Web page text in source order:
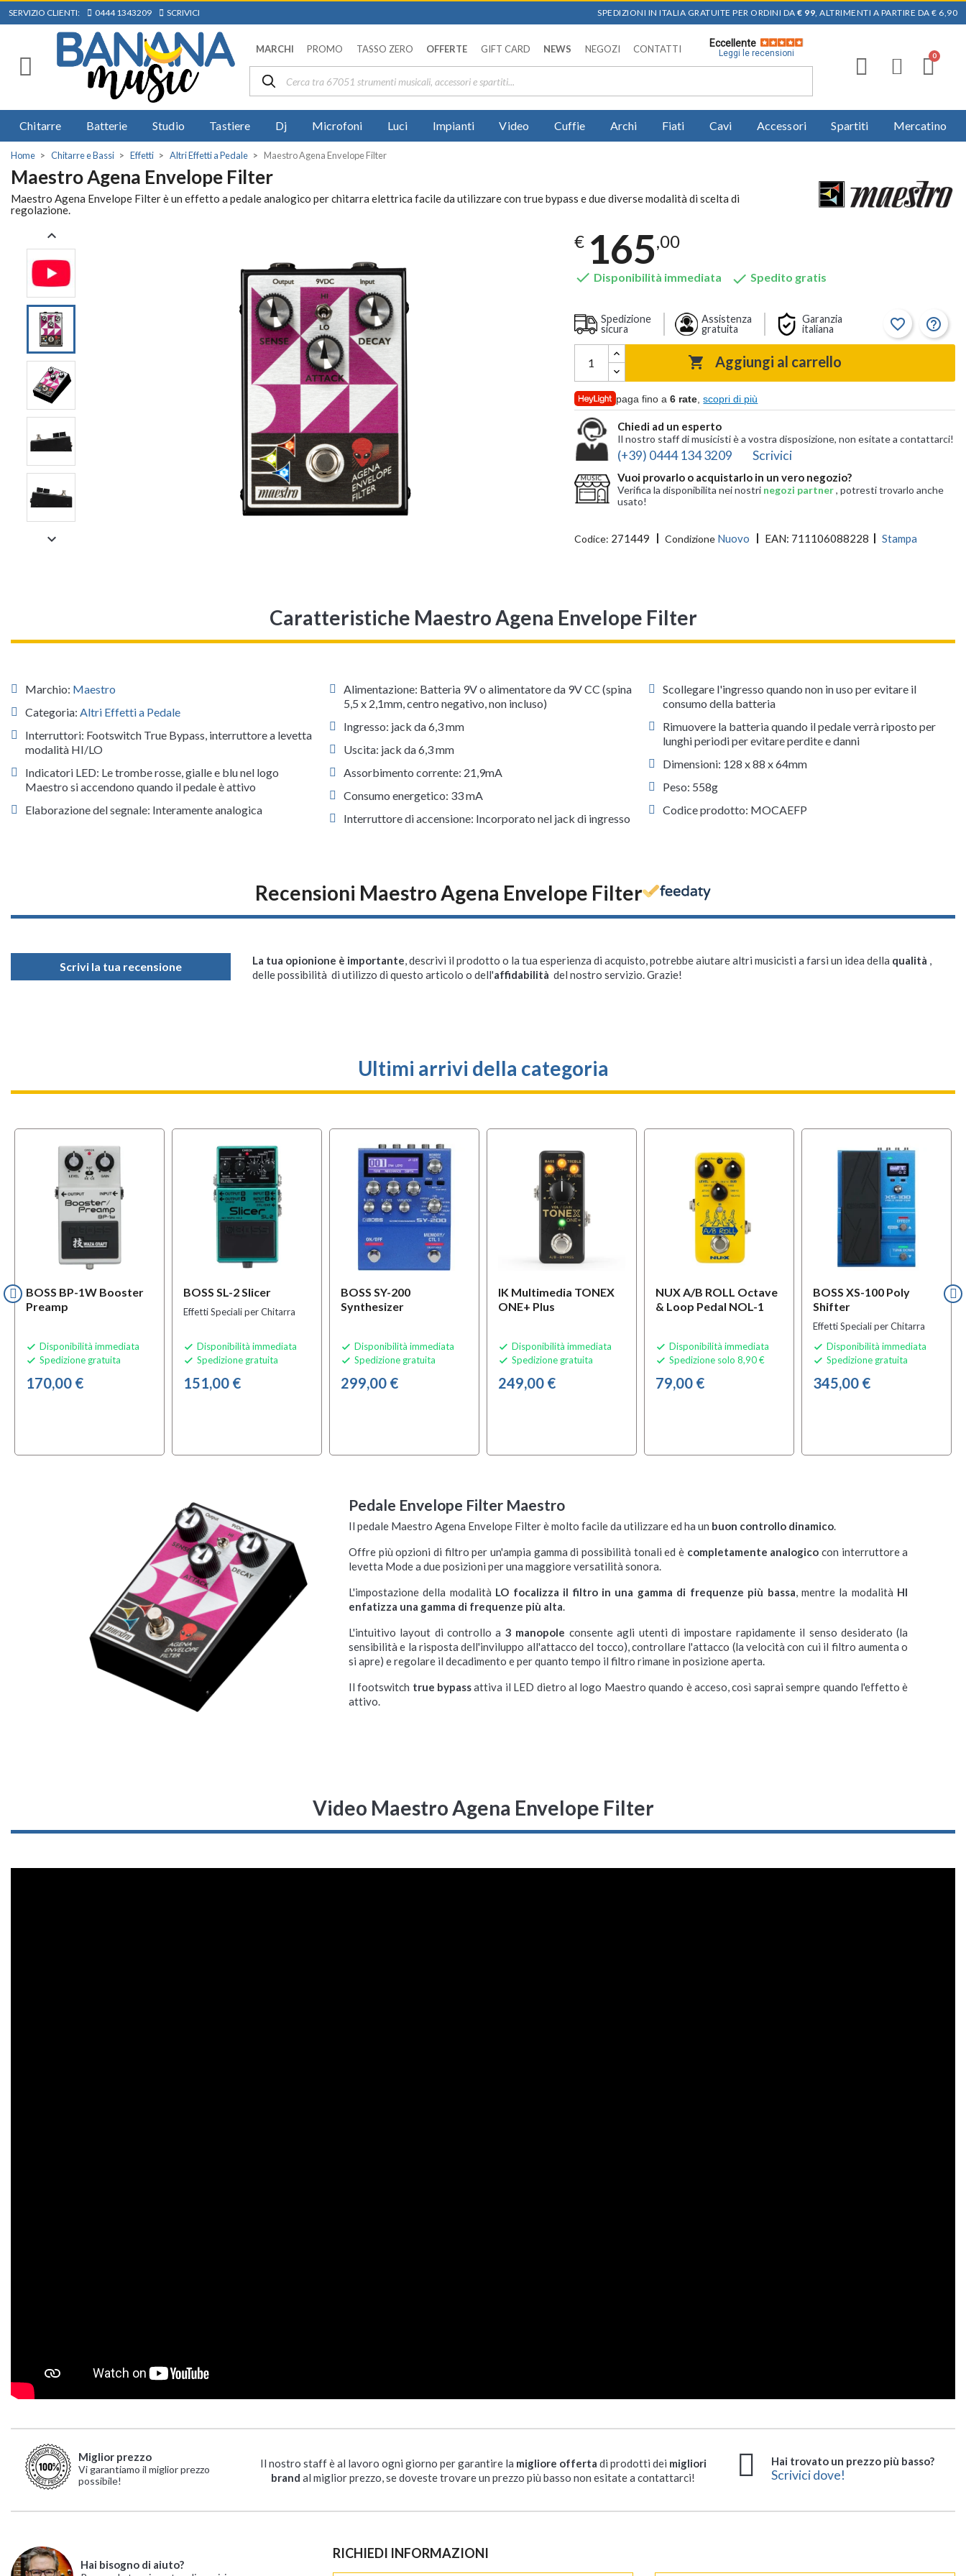
SERVIZIO CLIENTI: 0444 1343209 SCRIVICI SPEDIZIONI IN ITALIA GRATUITE PER ORDINI DA € 99, ALTRIMENTI A PARTIRE DA € 6,90
MARCHI PROMO TASSO ZERO OFFERTE GIFT CARD NEWS NEGOZI CONTATTI
Eccellente
Leggi le recensioni
Chitarre Batterie Studio Tastiere Dj Microfoni Luci Impianti Video Cuffie Archi Fiati Cavi Accessori Spartiti Mercatino
Home Chitarre e Bassi Effetti Altri Effetti a Pedale Maestro Agena Envelope Filter
Maestro Agena Envelope Filter
Maestro Agena Envelope Filter è un effetto a pedale analogico per chitarra elettrica facile da utilizzare con true bypass e due diverse modalità di scelta di
regolazione.


€ 165,00
 Disponibilità immediata  Spedito gratis
Spedizione
sicura
Assistenza
gratuita
Garanzia
italiana
favorite_border help_outline
 Aggiungi al carrello
paga fino a6 rate ,scopri di più
Chiedi ad un esperto
Il nostro staff di musicisti è a vostra disposizione, non esitate a contattarci!
(+39) 0444 134 3209 Scrivici
Vuoi provarlo o acquistarlo in un vero negozio?
Verifica la disponibilita nei nostri negozi partner, potresti trovarlo anche
usato!
Codice: 271449 Condizione Nuovo EAN: 711106088228 Stampa
Caratteristiche Maestro Agena Envelope Filter
Marchio: Maestro
Categoria: Altri Effetti a Pedale
Interruttori: Footswitch True Bypass, interruttore a levetta
modalità HI/LO
Indicatori LED: Le trombe rosse, gialle e blu nel logo
Maestro si accendono quando il pedale è attivo
Elaborazione del segnale: Interamente analogica
Alimentazione: Batteria 9V o alimentatore da 9V CC (spina
5,5 x 2,1mm, centro negativo, non incluso)
Ingresso: jack da 6,3 mm
Uscita: jack da 6,3 mm
Assorbimento corrente: 21,9mA
Consumo energetico: 33 mA
Interruttore di accensione: Incorporato nel jack di ingresso
Scollegare l'ingresso quando non in uso per evitare il
consumo della batteria
Rimuovere la batteria quando il pedale verrà riposto per
lunghi periodi per evitare perdite e danni
Dimensioni: 128 x 88 x 64mm
Peso: 558g
Codice prodotto: MOCAEFP
Recensioni Maestro Agena Envelope Filter
Scrivi la tua recensione La tua opionione è importante, descrivi il prodotto o la tua esperienza di acquisto, potrebbe aiutare altri musicisti a farsi un idea della qualità ,
delle possibilità di utilizzo di questo articolo o dell'affidabilità del nostro servizio. Grazie!
Ultimi arrivi della categoria
BOSS BP-1W Booster
Preamp
 Disponibilità immediata
 Spedizione gratuita
170,00 €
BOSS SL-2 Slicer
Effetti Speciali per Chitarra
 Disponibilità immediata
 Spedizione gratuita
151,00 €
BOSS SY-200
Synthesizer
 Disponibilità immediata
 Spedizione gratuita
299,00 €
IK Multimedia TONEX
ONE+ Plus
 Disponibilità immediata
 Spedizione gratuita
249,00 €
NUX A/B ROLL Octave
& Loop Pedal NOL-1
 Disponibilità immediata
 Spedizione solo 8,90 €
79,00 €
BOSS XS-100 Poly
Shifter
Effetti Speciali per Chitarra
 Disponibilità immediata
 Spedizione gratuita
345,00 €
Pedale Envelope Filter Maestro
Il pedale Maestro Agena Envelope Filter è molto facile da utilizzare ed ha un buon controllo dinamico.
Offre più opzioni di filtro per un'ampia gamma di possibilità tonali ed è completamente analogico con interruttore a
levetta Mode a due posizioni per una maggiore versatilità sonora.
L'impostazione della modalità LO focalizza il filtro in una gamma di frequenze più bassa , mentre la modalità HI
enfatizza una gamma di frequenze più alta
L'intuitivo layout di controllo a 3 manopole consente agli utenti di impostare rapidamente il senso desiderato (la
sensibilità e la risposta dell'inviluppo all'attacco del tocco), controllare l'attacco (la velocità con cui il filtro aumenta o
si apre) e regolare il decadimento e per quanto tempo il filtro rimane in posizione aperta.
Il footswitch true bypassattiva il LED dietro al logo Maestro quando è acceso, così saprai sempre quando l'effetto è
attivo.
Video Maestro Agena Envelope Filter
Miglior prezzo
Vi garantiamo il miglior prezzo
possibile!
Il nostro staff è al lavoro ogni giorno per garantire la migliore offerta di prodotti dei migliori
brand al miglior prezzo, se doveste trovare un prezzo più basso non esitate a contattarci!
Hai trovato un prezzo più basso?
Scrivici dove!
Hai bisogno di aiuto?
RICHIEDI INFORMAZIONI